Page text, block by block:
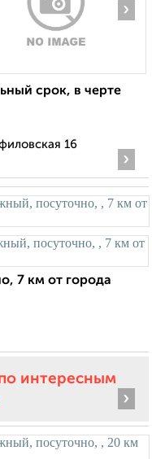
›
срок, в черте
16
›
7 км от города
интересным
›